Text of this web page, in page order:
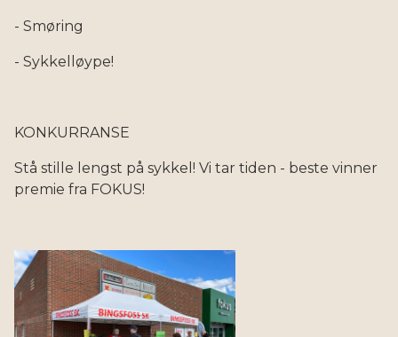
- Smøring
- Sykkelløype!
KONKURRANSE
Stå stille lengst på sykkel! Vi tar tiden - beste vinner
premie fra FOKUS!